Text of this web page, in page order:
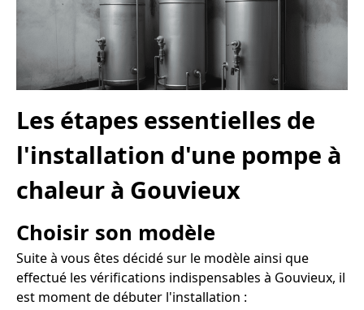
Les étapes essentielles de
l'installation d'une pompe à
chaleur à Gouvieux
Choisir son modèle
Suite à vous êtes décidé sur le modèle ainsi que
effectué les vérifications indispensables à Gouvieux, il
est moment de débuter l'installation :